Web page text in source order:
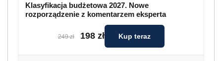
Klasyfikacja budżetowa 2027. Nowe
rozporządzenie z komentarzem eksperta
249 zł 198 zł Kup teraz